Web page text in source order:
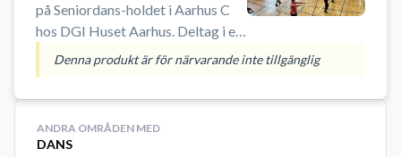
på Seniordans-holdet i Aarhus C
hos DGI Huset Aarhus. Deltag i en
dansetime fyldt med energi, glæde
og god musik – helt uden krav til
danseerfaring. Her handler det om
pulsen op i fællesskab med andre.
Denna produkt är för närvarande inte tillgänglig
ANDRA OMRÅDEN MED
DANS